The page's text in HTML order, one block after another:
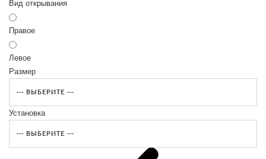
Вид открывания
Правое
Левое
Размер
Установка